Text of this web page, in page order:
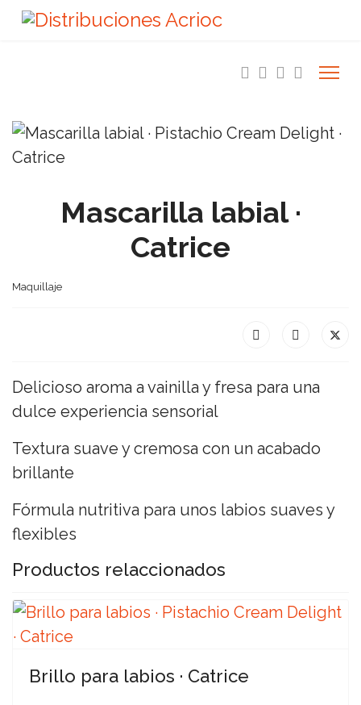
Mascarilla labial ·
Catrice
Maquillaje
Delicioso aroma a vainilla y fresa para una
dulce experiencia sensorial
Textura suave y cremosa con un acabado
brillante
Fórmula nutritiva para unos labios suaves y
flexibles
Productos relaccionados
Brillo para labios · Catrice